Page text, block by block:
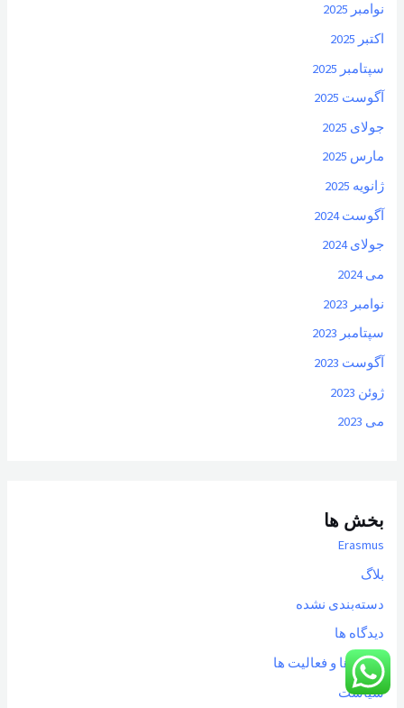
نوامبر 2025
اکتبر 2025
سپتامبر 2025
آگوست 2025
جولای 2025
مارس 2025
ژانویه 2025
آگوست 2024
جولای 2024
می 2024
نوامبر 2023
سپتامبر 2023
آگوست 2023
ژوئن 2023
می 2023
بخش ها
Erasmus
بلاگ
دسته‌بندی نشده
دیدگاه ها
رویدادها و فعالیت ها
سیاست